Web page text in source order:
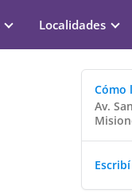
Localidades
Cómo
Av.